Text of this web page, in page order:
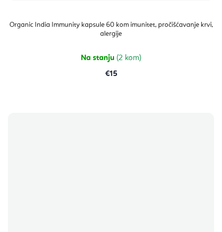
Organic India Immunity kapsule 60 kom imunitet, pročišćavanje krvi,
alergije
Na stanju (2 kom)
€15